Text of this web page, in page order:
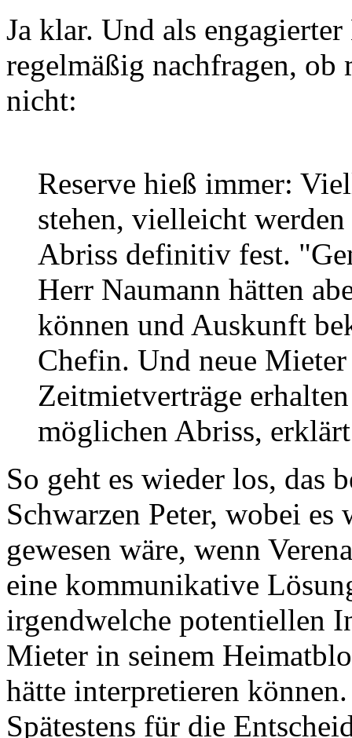
Ja klar. Und als
regelmäßig nachfragen, ob
nicht:
Reserve hieß immer:
stehen, vielleicht werden
Abriss definitiv fest.
Herr Naumann hätten
können und Auskunft
Chefin. Und neue
Zeitmietverträge
möglichen Abriss,
So geht es wieder los, das
Schwarzen Peter, wobei
gewesen wäre, wenn
eine kommunikative
irgendwelche potentiellen
Mieter in seinem
hätte interpretieren können.
Spätestens für die